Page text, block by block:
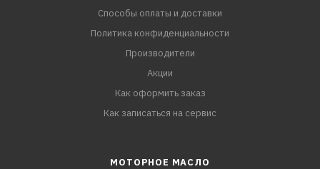
Способы оплаты и доставки
Политика конфиденциальности
Производители
Акции
Как оформить заказ
Как записаться на сервис
МОТОРНОЕ МАСЛО